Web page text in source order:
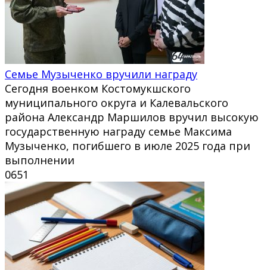
Семье Музыченко вручили награду
Сегодня военком Костомукшского
муниципального округа и Калевальского
района Александр Маршилов вручил высокую
государственную награду семье Максима
Музыченко, погибшего в июле 2025 года при
выполнении
0651